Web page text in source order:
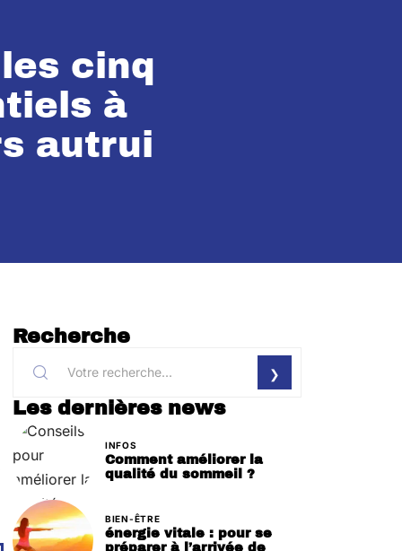
cinq
à
autrui
Recherche
Les dernières news
INFOS
Comment améliorer la
qualité du sommeil ?
BIEN-ÊTRE
énergie vitale : pour se
préparer à l’arrivée de